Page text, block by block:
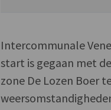
Intercommunale
start is gegaan met
zone De Lozen Boer